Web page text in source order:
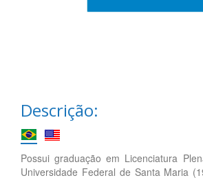
Descrição:
Possui graduação em Licenciatura
Universidade Federal de Santa Maria